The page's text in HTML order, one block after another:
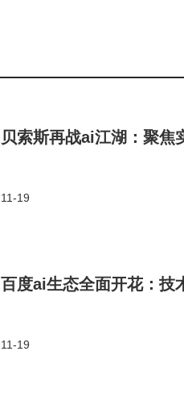
贝索斯再战ai江湖：聚焦
11-19
百度ai生态全面开花：技
11-19